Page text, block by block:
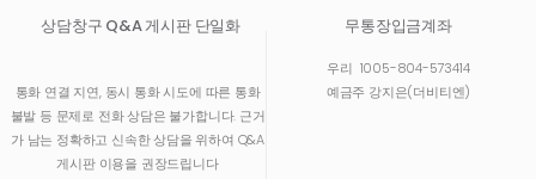
상담창구 Q&A 게시판 단일화
통화 연결 지연, 동시 통화 시도에 따른 통화
불발 등 문제로 전화 상담은 불가합니다. 근거
가 남는 정확하고 신속한 상담을 위하여 Q&A
게시판 이용을 권장드립니다
무통장입금계좌
우리 1005-804-573414
예금주 강지은(더비티엔)